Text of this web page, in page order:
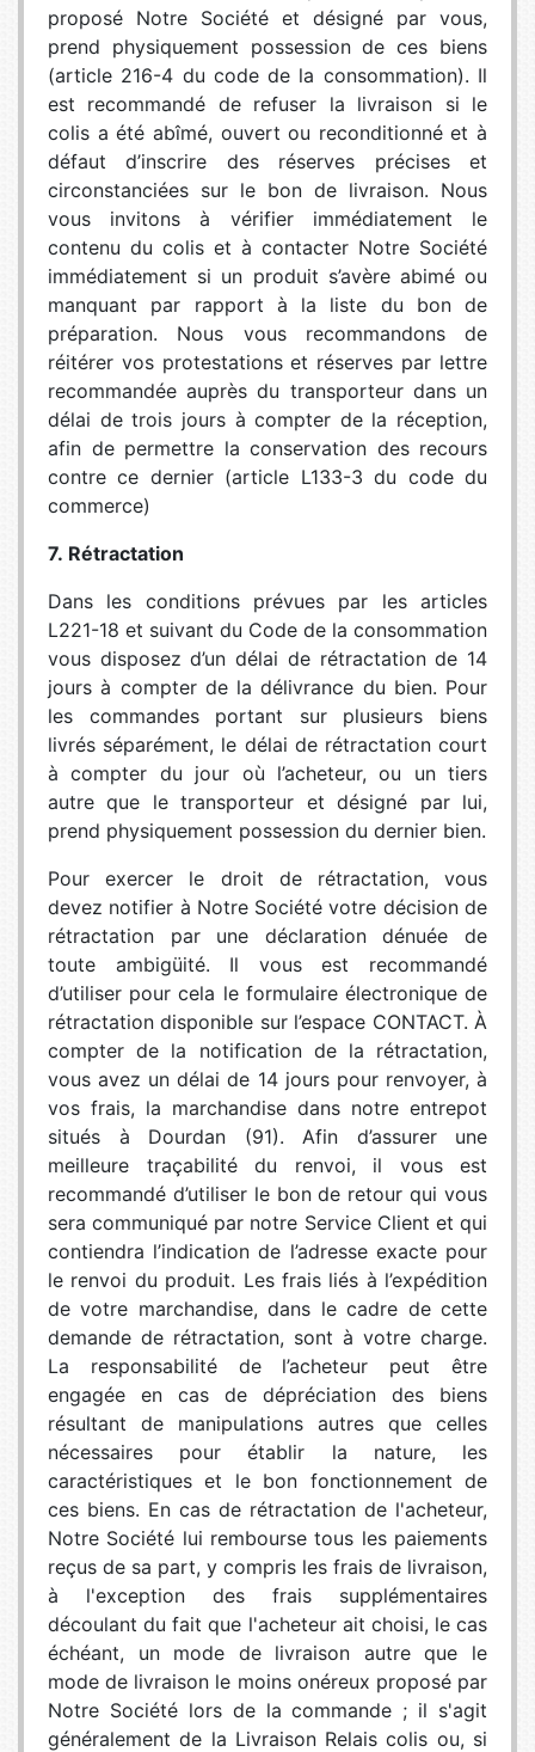
proposé Notre Société et désigné par vous,
prend physiquement possession de ces biens
(article 216-4 du code de la consommation). Il
est recommandé de refuser la livraison si le
colis a été abîmé, ouvert ou reconditionné et à
défaut d’inscrire des réserves précises et
circonstanciées sur le bon de livraison. Nous
vous invitons à vérifier immédiatement le
contenu du colis et à contacter Notre Société
immédiatement si un produit s’avère abimé ou
manquant par rapport à la liste du bon de
préparation. Nous vous recommandons de
réitérer vos protestations et réserves par lettre
recommandée auprès du transporteur dans un
délai de trois jours à compter de la réception,
afin de permettre la conservation des recours
contre ce dernier (article L133-3 du code du
commerce)
7. Rétractation
Dans les conditions prévues par les articles
L221-18 et suivant du Code de la consommation
vous disposez d’un délai de rétractation de 14
jours à compter de la délivrance du bien. Pour
les commandes portant sur plusieurs biens
livrés séparément, le délai de rétractation court
à compter du jour où l’acheteur, ou un tiers
autre que le transporteur et désigné par lui,
prend physiquement possession du dernier bien.
Pour exercer le droit de rétractation, vous
devez notifier à Notre Société votre décision de
rétractation par une déclaration dénuée de
toute ambigüité. Il vous est recommandé
d’utiliser pour cela le formulaire électronique de
rétractation disponible sur l’espace CONTACT. À
compter de la notification de la rétractation,
vous avez un délai de 14 jours pour renvoyer, à
vos frais, la marchandise dans notre entrepot
situés à Dourdan (91). Afin d’assurer une
meilleure traçabilité du renvoi, il vous est
recommandé d’utiliser le bon de retour qui vous
sera communiqué par notre Service Client et qui
contiendra l’indication de l’adresse exacte pour
le renvoi du produit. Les frais liés à l’expédition
de votre marchandise, dans le cadre de cette
demande de rétractation, sont à votre charge.
La responsabilité de l’acheteur peut être
engagée en cas de dépréciation des biens
résultant de manipulations autres que celles
nécessaires pour établir la nature, les
caractéristiques et le bon fonctionnement de
ces biens. En cas de rétractation de l'acheteur,
Notre Société lui rembourse tous les paiements
reçus de sa part, y compris les frais de livraison,
à l'exception des frais supplémentaires
découlant du fait que l'acheteur ait choisi, le cas
échéant, un mode de livraison autre que le
mode de livraison le moins onéreux proposé par
Notre Société lors de la commande ; il s'agit
généralement de la Livraison Relais colis ou, si